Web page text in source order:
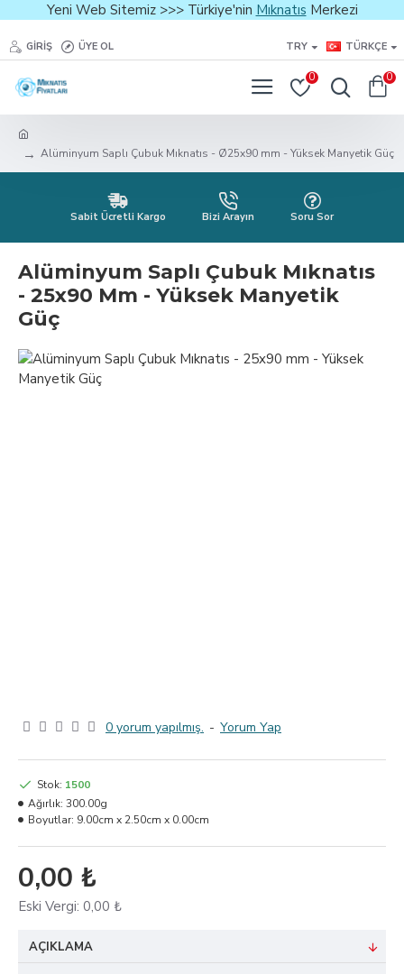
Yeni Web Sitemiz >>> Türkiye'nin Mıknatıs Merkezi
GIRIŞ ÜYE OL TRY TÜRKÇE
0 0
Alüminyum Saplı Çubuk Mıknatıs - Ø25x90 mm - Yüksek Manyetik Güç
Sabit Ücretli Kargo Bizi Arayın Soru Sor
Alüminyum Saplı Çubuk Mıknatıs
- 25x90 Mm - Yüksek Manyetik
Güç
0 yorum yapılmış. - Yorum Yap
0,00 ₺
Eski Vergi: 0,00 ₺
Stok: 1500
Ağırlık: 300.00g
Boyutlar: 9.00cm x 2.50cm x 0.00cm
AÇIKLAMA